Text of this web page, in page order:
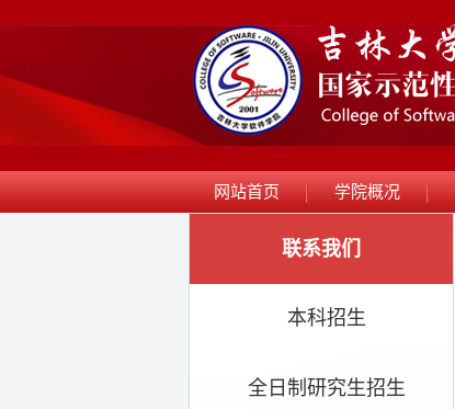
网站首页 学院概况
联系我们
本科招生
全日制研究生招生